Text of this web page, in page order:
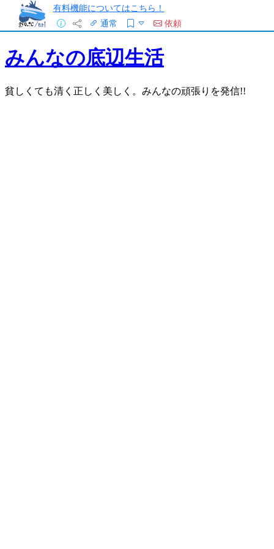
有料機能についてはこちら！
通常
依頼